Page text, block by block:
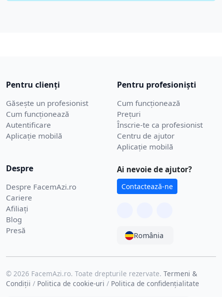
Pentru clienți
Găsește un profesionist
Cum funcționează
Autentificare
Aplicație mobilă
Pentru profesioniști
Cum funcționează
Prețuri
Înscrie-te ca profesionist
Centru de ajutor
Aplicație mobilă
Despre
Despre FacemAzi.ro
Cariere
Afiliați
Blog
Presă
Ai nevoie de ajutor?
Contactează-ne
România
© 2026 FacemAzi.ro. Toate drepturile rezervate. Termeni &
Condiții / Politica de cookie-uri / Politica de confidențialitate